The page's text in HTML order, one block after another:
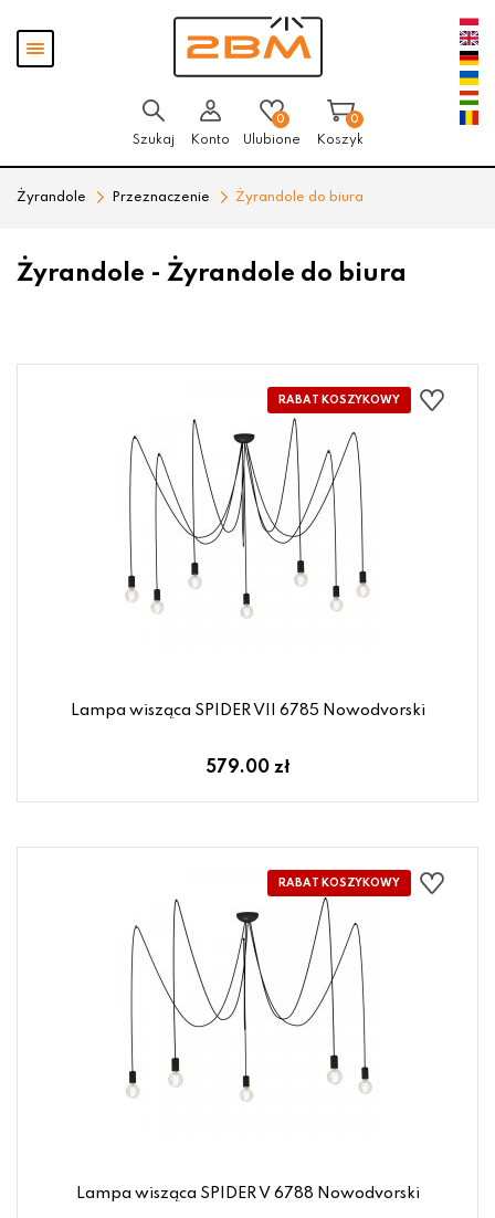
Pokaż
menu
Szukaj Konto
0
Ulubione
0
Koszyk
Żyrandole Przeznaczenie Żyrandole do biura
Żyrandole - Żyrandole do biura
Lampa wisząca SPIDER VII 6785 Nowodvorski
579.00 zł
Lampa wisząca SPIDER V 6788 Nowodvorski